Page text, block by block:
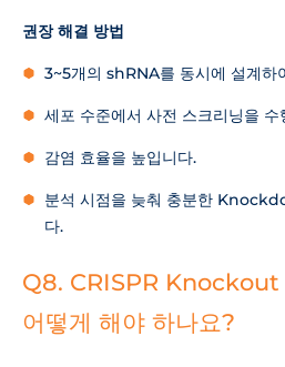
권장 해결 방법
3~5개의 shRNA를 동시에 설계하
세포 수준에서 사전 스크리닝을 수
감염 효율을 높입니다.
분석 시점을 늦춰 충분한
다.
Q8. CRISPR Knockout
어떻게 해야 하나요?